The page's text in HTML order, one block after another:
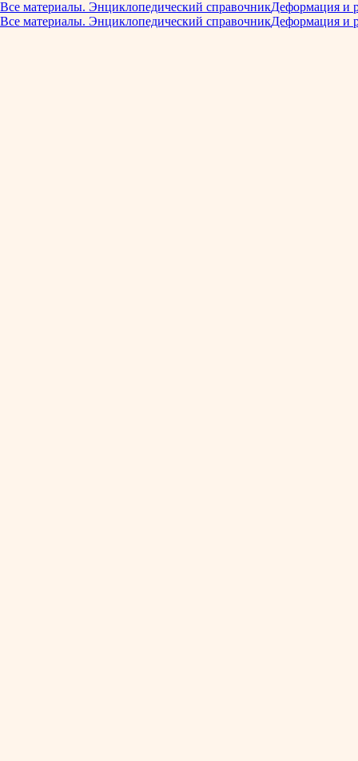
Все материалы. Энциклопедический справочникДеформация и
Все материалы. Энциклопедический справочникДеформация и